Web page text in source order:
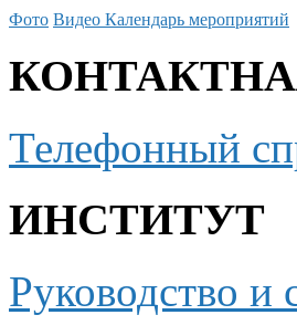
Фото Видео Календарь мероприятий
Телефонный
ИНСТИТУТ
Руководство и